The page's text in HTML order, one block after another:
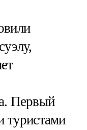
Первый
туристами